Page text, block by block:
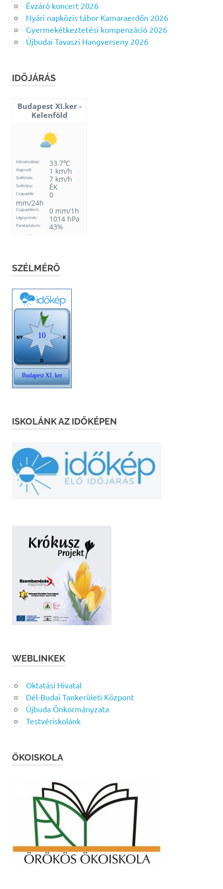
Évzáró koncert 2026
Nyári napközis tábor Kamaraerdőn 2026
Gyermekétkeztetési kompenzáció 2026
Újbudai Tavaszi Hangverseny 2026
IDŐJÁRÁS
SZÉLMÉRŐ
ISKOLÁNK AZ IDŐKÉPEN
WEBLINKEK
Oktatási Hivatal
Dél-Budai Tankerületi Központ
Újbuda Önkormányzata
Testvériskolánk
ÖKOISKOLA